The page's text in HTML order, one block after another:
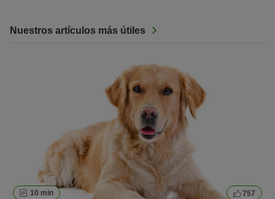
Nuestros artículos más útiles
10 min 757